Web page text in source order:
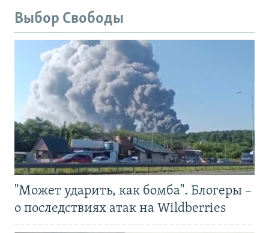
Выбор Свободы
"Может ударить, как бомба". Блогеры –
о последствиях атак на Wildberries